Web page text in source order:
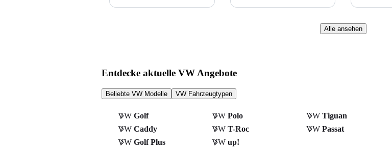
Alle ansehen
Entdecke aktuelle VW Angebote
Beliebte VW Modelle VW Fahrzeugtypen
VW Golf VWPolo VW Tiguan
VW Caddy VWT-Roc VW Passat
VW Golf Plus VWup!